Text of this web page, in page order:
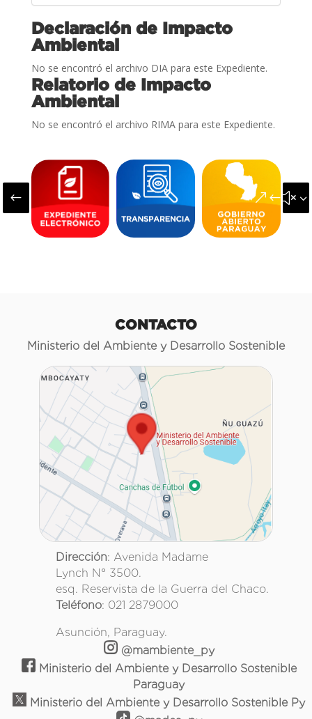
Declaración de Impacto
Ambiental
No se encontró el archivo DIA para este Expediente.
Relatorio de Impacto
Ambiental
No se encontró el archivo RIMA para este Expediente.
#
CONTACTO
Ministerio del Ambiente y Desarrollo Sostenible
Dirección: Avenida Madame
Lynch N° 3500.
esq. Reservista de la Guerra del Chaco.
Teléfono: 021 2879000
Asunción, Paraguay.
@mambiente_py
Ministerio del Ambiente y Desarrollo Sostenible
Paraguay
Ministerio del Ambiente y Desarrollo Sostenible Py